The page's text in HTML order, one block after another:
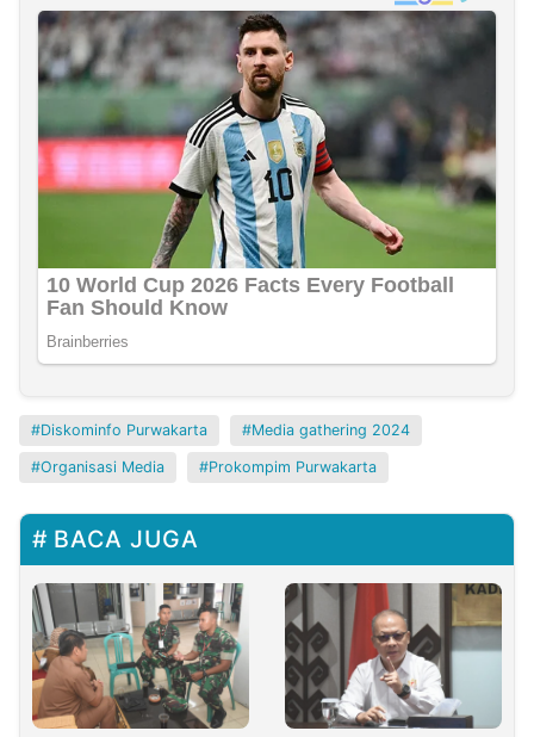
Diskominfo Purwakarta Media gathering 2024
Organisasi Media Prokompim Purwakarta
BACA JUGA